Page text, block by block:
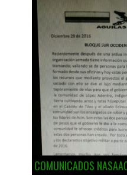
COMUNICADOS